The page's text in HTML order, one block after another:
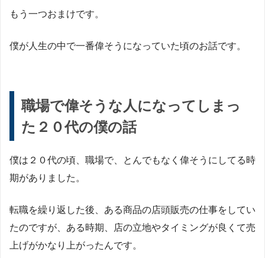
もう一つおまけです。
僕が人生の中で一番偉そうになっていた頃のお話です。
職場で偉そうな人になってしまっ
た２０代の僕の話
僕は２０代の頃、職場で、とんでもなく偉そうにしてる時
期がありました。
転職を繰り返した後、ある商品の店頭販売の仕事をしてい
たのですが、ある時期、店の立地やタイミングが良くて売
上げがかなり上がったんです。